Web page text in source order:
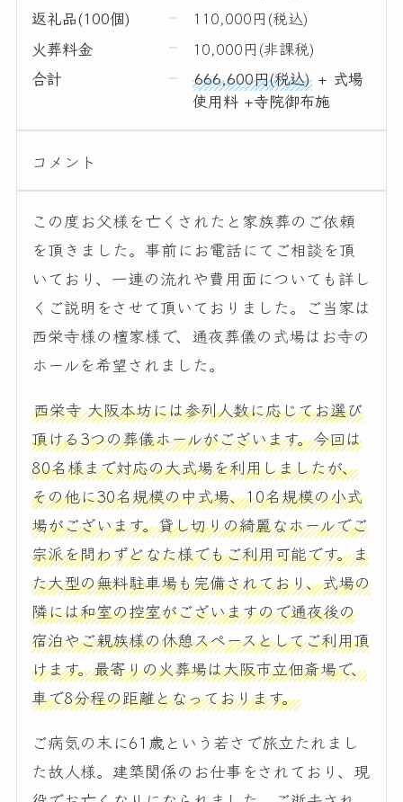
返礼品(100個)
110,000円(税込)
火葬料金
10,000円(非課税)
合計
666,600円(税込)+ 式場
使用料 +寺院御布施
コメント
この度お父様を亡くされたと家族葬のご依頼
を頂きました。事前にお電話にてご相談を頂
いており、一連の流れや費用面についても詳し
くご説明をさせて頂いておりました。ご当家は
西栄寺様の檀家様で、通夜葬儀の式場はお寺の
ホールを希望されました。
西栄寺 大阪本坊には参列人数に応じてお選び
頂ける3つの葬儀ホールがございます。今回は
80名様まで対応の大式場を利用しましたが、
その他に30名規模の中式場、10名規模の小式
場がございます。貸し切りの綺麗なホールでご
宗派を問わずどなた様でもご利用可能です。ま
た大型の無料駐車場も完備されており、式場の
隣には和室の控室がございますので通夜後の
宿泊やご親族様の休憩スペースとしてご利用頂
けます。最寄りの火葬場は大阪市立佃斎場で、
車で8分程の距離となっております。
ご病気の末に61歳という若さで旅立たれまし
た故人様。建築関係のお仕事をされており、現